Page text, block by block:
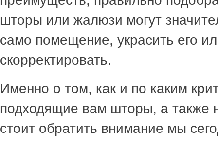
шторы или жалюзи могут
само помещение, украсить его
скорректировать.
Именно о том, как и по каким
подходящие вам шторы, а также
стоит обратить внимание мы